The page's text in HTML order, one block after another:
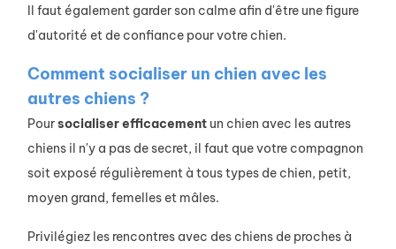
Il faut également garder son calme afin d'être une figure
d'autorité et de confiance pour votre chien.
Comment socialiser un chien avec les
autres chiens ?
Poursocialiserefficacement un chien avec les autres
chiens il n'y a pas de secret, il faut que votre compagnon
soit exposé régulièrement à tous types de chien, petit,
moyen grand, femelles et mâles.
Privilégiez les rencontres avec des chiens de proches à